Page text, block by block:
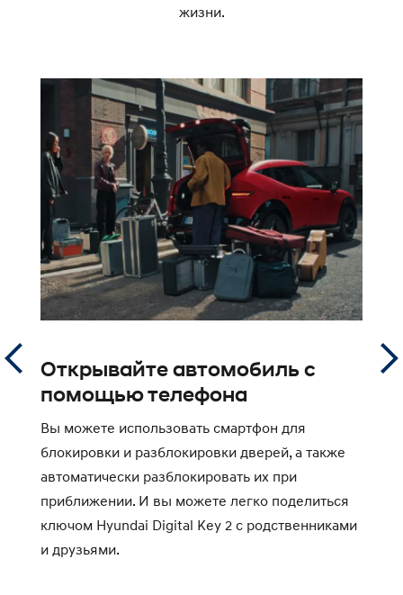
жизни.
Открывайте автомобиль с
помощью телефона
Вы можете использовать смартфон для
блокировки и разблокировки дверей, а также
автоматически разблокировать их при
приближении. И вы можете легко поделиться
ключом Hyundai Digital Key 2 с родственниками
и друзьями.